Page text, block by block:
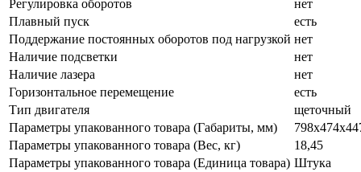
Регулировка оборотов
нет
Плавный пуск
есть
Поддержание постоянных оборотов под нагрузкой нет
Наличие подсветки
нет
Наличие лазера
нет
Горизонтальное перемещение
есть
Тип двигателя
щеточный
Параметры упакованного товара (Габариты, мм)
Параметры упакованного товара (Вес, кг)
18,45
Параметры упакованного товара (Единица товара) Штука